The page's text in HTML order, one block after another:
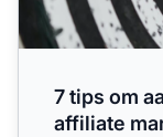
7 tips om
affiliate